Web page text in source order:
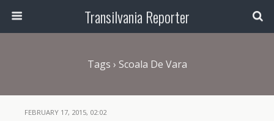
Transilvania Reporter
Tags › Scoala De Vara
FEBRUARY 17, 2015, 02:02